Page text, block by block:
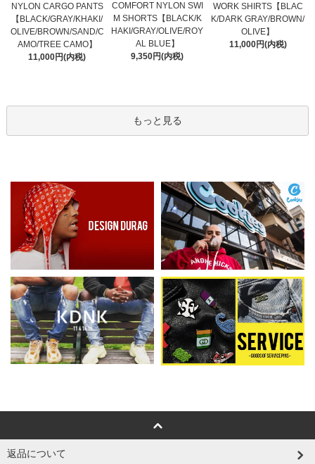
NYLON CARGO PANTS
【BLACK/GRAY/KHAKI/
OLIVE/BROWN/SAND/C
AMO/TREE CAMO】
11,000円(内税)
COMFORT NYLON SWI
M SHORTS【BLACK/K
HAKI/GRAY/OLIVE/ROY
AL BLUE】
9,350円(内税)
WORK SHIRTS【BLAC
K/DARK GRAY/BROWN/
OLIVE】
11,000円(内税)
もっと見る
返品について